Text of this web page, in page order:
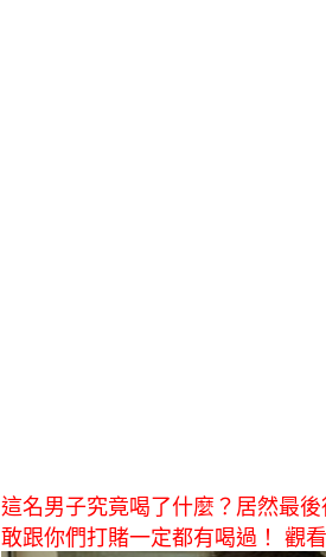
這名男子究竟喝了什麼？居然最
敢跟你們打賭一定都有喝過！ 觀